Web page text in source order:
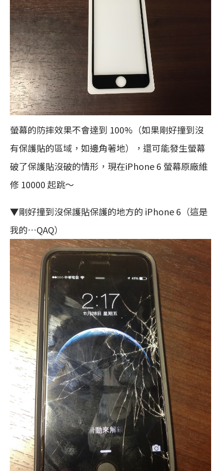
螢幕的防摔效果不會達到 100%（如果剛好撞到沒
有保護貼的區域，如邊角著地），還可能發生螢幕
破了保護貼沒破的情形，現在iPhone 6 螢幕原廠維
修 10000 起跳～
▼剛好撞到沒保護貼保護的地方的 iPhone 6（這是
我的…QAQ）